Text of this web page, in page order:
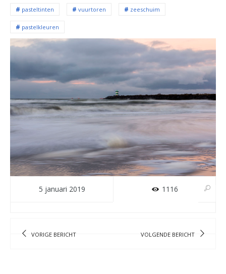
pasteltinten vuurtoren zeeschuim
pastelkleuren
5 januari 2019 1116
VORIGE BERICHT VOLGENDE BERICHT